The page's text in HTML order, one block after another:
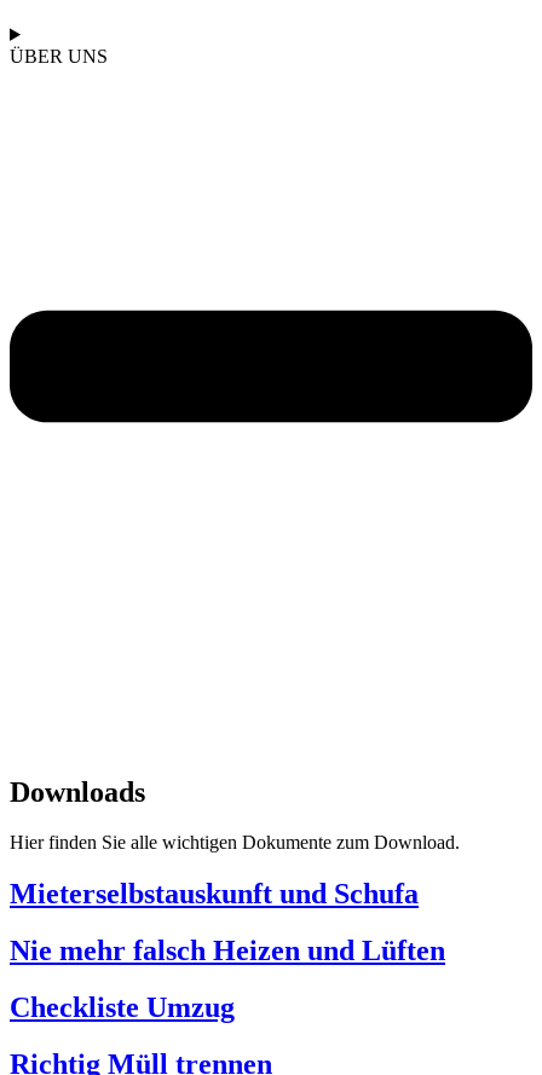
ÜBER UNS
Downloads
Hier finden Sie alle wichtigen Dokumente zum Download.
Mieterselbstauskunft und Schufa
Nie mehr falsch Heizen und Lüften
Checkliste Umzug
Richtig Müll trennen